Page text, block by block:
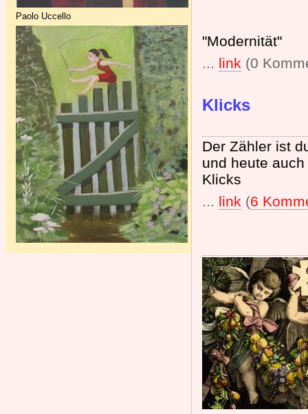
Paolo Uccello
"Modernität"
... link (0
Klicks
Der Zähler ist
und heute
Klicks
... link (6